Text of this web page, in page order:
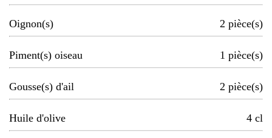
Oignon(s) 2 pièce(s)
Piment(s) oiseau 1 pièce(s)
Gousse(s) d'ail 2 pièce(s)
Huile d'olive 4 cl